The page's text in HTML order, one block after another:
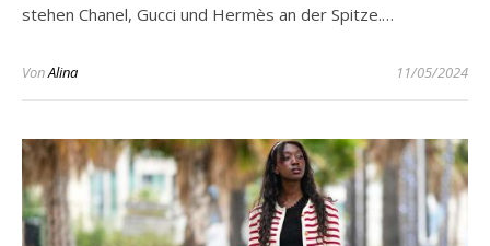
stehen Chanel, Gucci und Hermès an der Spitze.…
VonAlina 11/05/2024